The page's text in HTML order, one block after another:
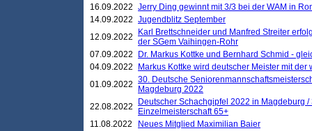
16.09.2022 Jerry Ding gewinnt mit 3/3 bei der WAM in
14.09.2022 Jugendblitz September
12.09.2022
Karl Brettschneider und Manfred Streiter
der SGem Vaihingen-Rohr
07.09.2022
Dr. Markus Kottke und Bernhard Schmid -
04.09.2022
Markus Kottke wird deutscher Meister mit
01.09.2022 30. Deutsche
Magdeburg 2022
22.08.2022
Deutscher Schachgipfel 2022 in Magdeburg
Einzelmeisterschaft 65+
11.08.2022
Neues Mitglied Maximilian Baier